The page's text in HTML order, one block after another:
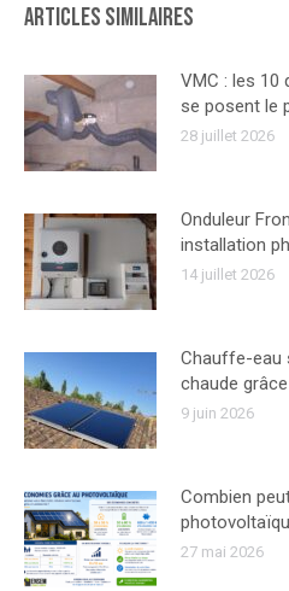
Articles similaires
VMC : les 10
se posent le
28 juillet 2026
Onduleur
installation
14 juillet 2026
Chauffe-eau
chaude
9 juin 2026
Combien
27 mai 2026